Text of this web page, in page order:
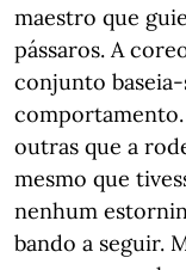
maestro que
pássaros. A
conjunto
comportamento.
outras que a
mesmo que
nenhum
bando a seguir.